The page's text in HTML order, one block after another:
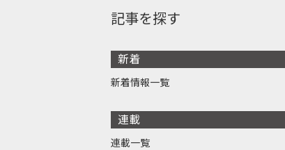
記事を探す
新着
新着情報一覧
連載
連載一覧